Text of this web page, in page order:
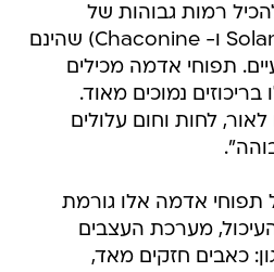
רמות גבוהות של
גליקואלקלואידים (Solanine ו- Chaconine) שהינם
תפוחי אדמה מכילים
נמוכים מאוד.
לחות וחום עלולים
תפוחי אדמה אלו גורמת
מערכת העצבים
כאבים חזקים מאד,